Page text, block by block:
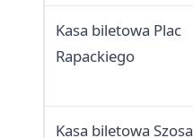
Kasa biletowa Plac
Rapackiego
Kasa biletowa Szosa